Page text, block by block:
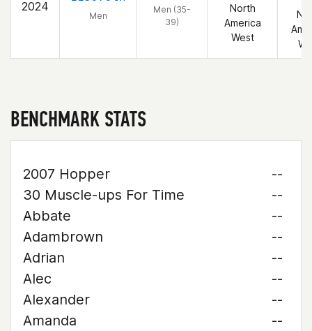
2024
Men
Men (35-
39)
North
America
West
BENCHMARK STATS
2007 Hopper
--
30 Muscle-ups For Time
--
Abbate
--
Adambrown
--
Adrian
--
Alec
--
Alexander
--
Amanda
--